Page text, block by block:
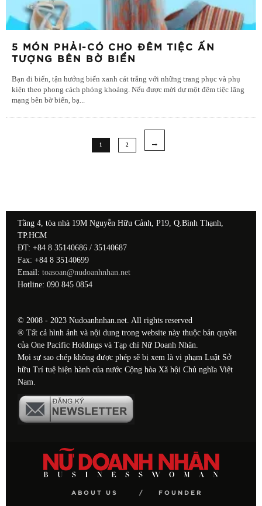
5 MÓN PHẢI-CÓ CHO ĐÊM TIỆC ẤN
TƯỢNG BÊN BỜ BIỂN
Bạn đi biển, tận hưởng biển xanh cát trắng với những trang phục và phụ
kiện theo phong cách phóng khoáng. Nếu được mời dự một đêm tiệc lãng
mạng bên bờ biển, bạ
1 2
Tầng 4, tòa nhà 19M Nguyễn Hữu Cảnh, P19, Q.Bình Thạnh,
TP.HCM
ĐT: +84 8 35140686 / 35140687
Fax: +84 8 35140699
Email: toasoan@nudoanhnhan.net
Hotline: 090 845 0854
© 2008 - 2023 Nudoanhnhan.net. All rights reserved
® Tất cả hình ảnh và nội dung trong website này thuộc bản quyền
của One Pacific Holdings và Tạp chí Nữ Doanh Nhân.
Mọi sự sao chép không được phép sẽ bị xem là vi phạm Luật Sở
hữu Trí tuệ hiện hành của nước Cộng hòa Xã hội Chủ nghĩa Việt
Nam.
ABOUT US FOUNDER